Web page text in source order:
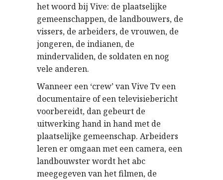
het woord bij Vive: de plaatselijke
gemeenschappen, de landbouwers, de
vissers, de arbeiders, de vrouwen, de
jongeren, de indianen, de
mindervaliden, de soldaten en nog
vele anderen.
Wanneer een ‘crew’ van Vive Tv een
documentaire of een televisiebericht
voorbereidt, dan gebeurt de
uitwerking hand in hand met de
plaatselijke gemeenschap. Arbeiders
leren er omgaan met een camera, een
landbouwster wordt het abc
meegegeven van het filmen, de